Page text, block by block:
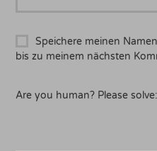
Speichere meinen
bis zu meinem nächsten
Are you human? Please